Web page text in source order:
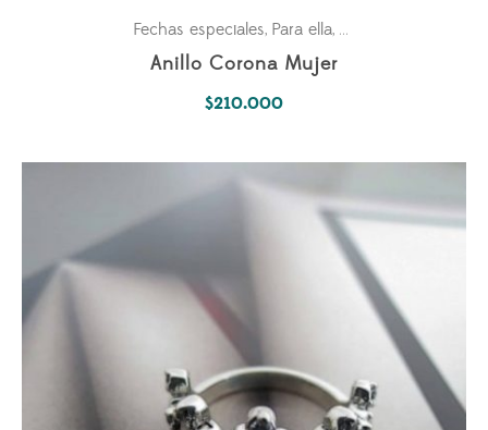
Fechas especiales, Para ella, Pasiones
Anillo Corona Mujer
$210.000